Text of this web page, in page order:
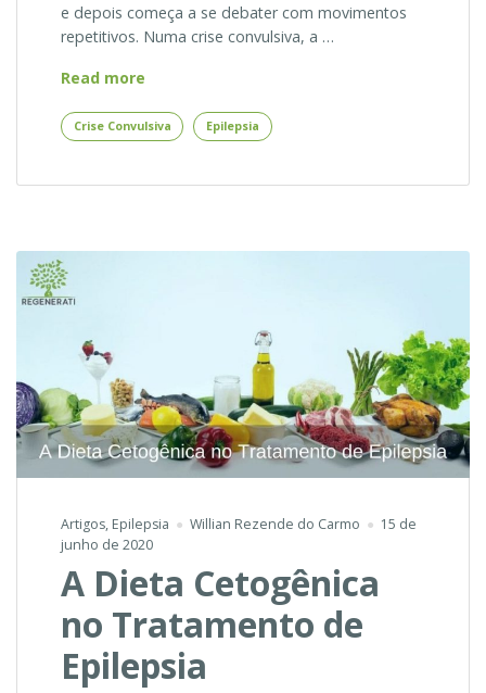
e depois começa a se debater com movimentos
repetitivos. Numa crise convulsiva, a …
Read more
Desmaio,
Convulsão
Crise Convulsiva Epilepsia
Artigos, Epilepsia Willian Rezende do Carmo
15 de
junho de 2020
A Dieta Cetogênica
no Tratamento de
Epilepsia